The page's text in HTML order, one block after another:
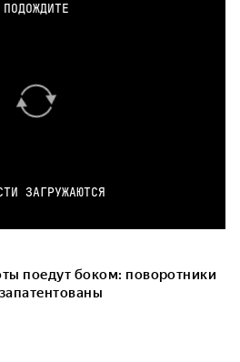
ПОДОЖДИТЕ
ЗАГРУЖАЮТСЯ
поедут боком: поворотники